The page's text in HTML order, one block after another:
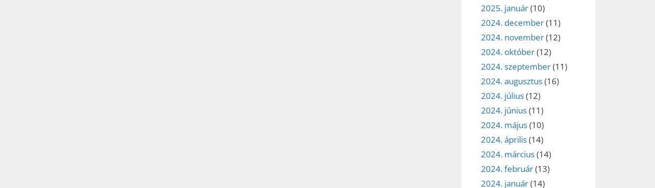
2025. január(10)
2024. december(11)
2024. november(12)
2024. október(12)
2024. szeptember(11)
2024. augusztus(16)
2024. július(12)
2024. június(11)
2024. május(10)
2024. április(14)
2024. március(14)
2024. február(13)
2024. január(14)